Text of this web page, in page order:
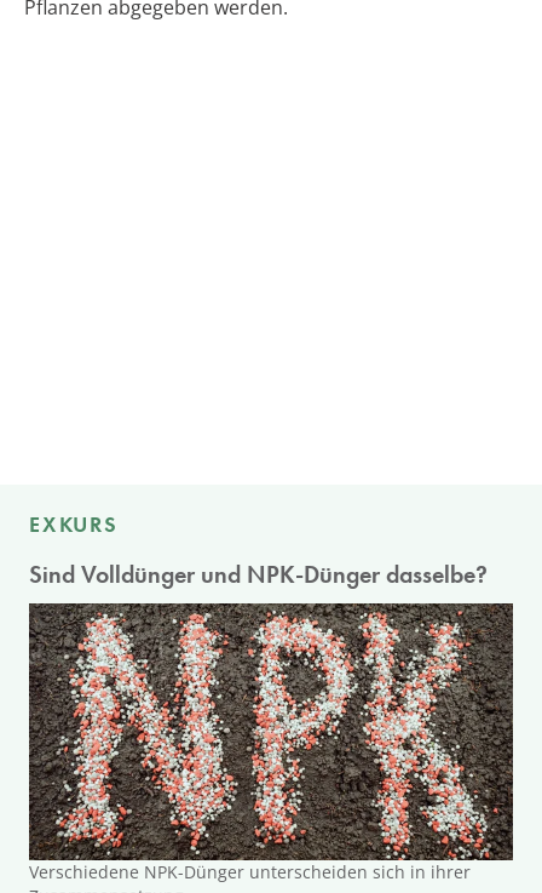
Pflanzen abgegeben werden.
EXKURS
Sind Volldünger und NPK-Dünger dasselbe?
Verschiedene NPK-Dünger unterscheiden sich in ihrer